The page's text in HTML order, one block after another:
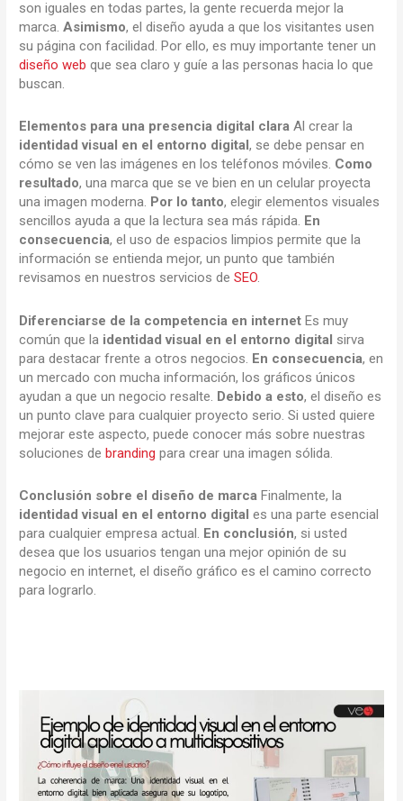
son iguales en todas partes, la gente recuerda mejor la
marca.Asimismo, el diseño ayuda a que los visitantes usen
su página con facilidad. Por ello, es muy importante tener un
diseño web que sea claro y guíe a las personas hacia lo que
buscan.
Elementos para una presencia digital clara Al crear la
identidad visual en el entorno digital, se debe pensar en
cómo se ven las imágenes en los teléfonos móviles. Como
resultado, una marca que se ve bien en un celular proyecta
una imagen moderna. Por lo tanto, elegir elementos visuales
sencillos ayuda a que la lectura sea más rápida. En
consecuencia, el uso de espacios limpios permite que la
información se entienda mejor, un punto que también
revisamos en nuestros servicios deSEO.
Diferenciarse de la competencia en internet Es muy
común que la identidad visual en el entorno digital sirva
para destacar frente a otros negocios. En consecuencia, en
un mercado con mucha información, los gráficos únicos
ayudan a que un negocio resalte. Debido a esto, el diseño es
un punto clave para cualquier proyecto serio. Si usted quiere
mejorar este aspecto, puede conocer más sobre nuestras
soluciones debranding para crear una imagen sólida.
Conclusión sobre el diseño de marca Finalmente, la
identidad visual en el entorno digital es una parte esencial
para cualquier empresa actual. En conclusión, si usted
desea que los usuarios tengan una mejor opinión de su
negocio en internet, el diseño gráfico es el camino correcto
para lograrlo.